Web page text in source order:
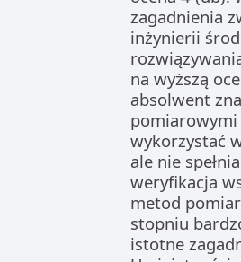
zagadnienia
inżynierii
na wyższą
absolwent
wykorzystać
ale nie
weryfikacja
metod
stopniu
istotne